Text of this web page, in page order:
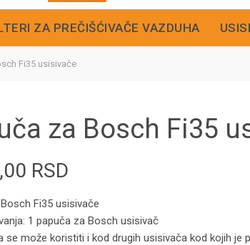
ZA PREČIŠĆIVAČE VAZDUHA
Fi35 usisivače
za Bosch Fi35
RSD
Fi35 usisivače
1 papuča za Bosch usisivač
se može koristiti i kod drugih usisivača kod kojih je